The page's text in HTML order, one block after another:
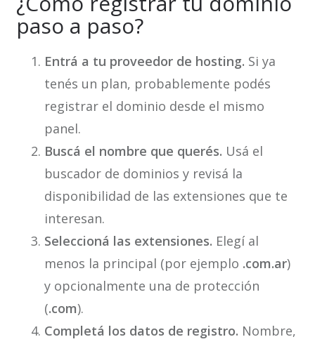
paso a paso?
Entrá a tu proveedor de hosting. Si ya
tenés un plan, probablemente podés
registrar el dominio desde el mismo
panel.
Buscá el nombre que querés. Usá el
buscador de dominios y revisá la
disponibilidad de las extensiones que te
interesan.
Seleccioná las extensiones. Elegí al
menos la principal (por ejemplo .com.ar)
y opcionalmente una de protección
(.com).
Completá los datos de registro. Nombre,